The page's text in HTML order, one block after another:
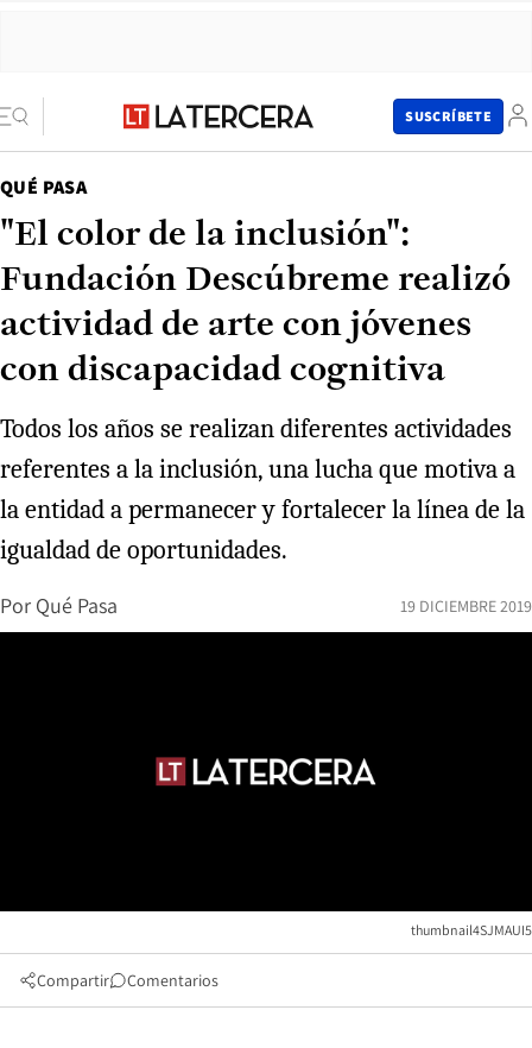
SUSCRÍBETE
QUÉ PASA
"El color de la inclusión":
Fundación Descúbreme realizó
actividad de arte con jóvenes
con discapacidad cognitiva
Todos los años se realizan diferentes actividades
referentes a la inclusión, una lucha que motiva a
la entidad a permanecer y fortalecer la línea de la
igualdad de oportunidades.
Por Qué Pasa 19 DICIEMBRE 2019
thumbnail4SJMAUI5
Compartir Comentarios